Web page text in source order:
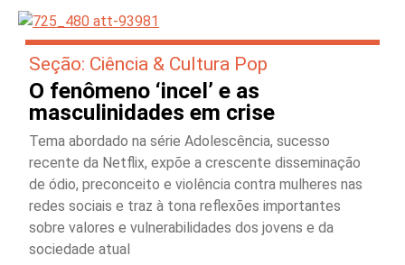
Seção: Ciência & Cultura Pop
O fenômeno ‘incel’ e as
masculinidades em crise
Tema abordado na série Adolescência, sucesso
recente da Netflix, expõe a crescente disseminação
de ódio, preconceito e violência contra mulheres nas
redes sociais e traz à tona reflexões importantes
sobre valores e vulnerabilidades dos jovens e da
sociedade atual